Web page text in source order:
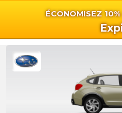
ÉCONOMISEZ